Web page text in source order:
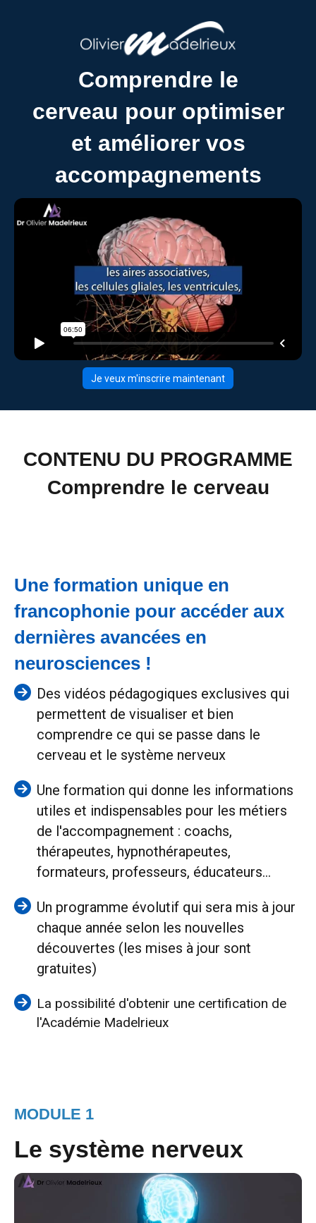
Comprendre le
cerveau pour optimiser
et améliorer vos
accompagnements
Je veux m'inscrire maintenant
CONTENU DU PROGRAMME
Comprendre le cerveau
Une formation unique en
francophonie pour accéder aux
dernières avancées en
neurosciences !
Des vidéos pédagogiques exclusives qui
permettent de visualiser et bien
comprendre ce qui se passe dans le
cerveau et le système nerveux
Une formation qui donne les informations
utiles et indispensables pour les métiers
de l'accompagnement : coachs,
thérapeutes, hypnothérapeutes,
formateurs, professeurs, éducateurs...
Un programme évolutif qui sera mis à jour
chaque année selon les nouvelles
découvertes (les mises à jour sont
gratuites)
La possibilité d'obtenir une certification de
l'Académie Madelrieux
MODULE 1
Le système nerveux